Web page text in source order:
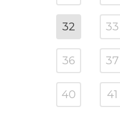
32 33
36 37
40 41